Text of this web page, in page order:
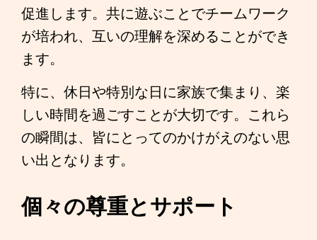
促進します。共に遊ぶことでチームワーク
が培われ、互いの理解を深めることができ
ます。
特に、休日や特別な日に家族で集まり、楽
しい時間を過ごすことが大切です。これら
の瞬間は、皆にとってのかけがえのない思
い出となります。
個々の尊重とサポート